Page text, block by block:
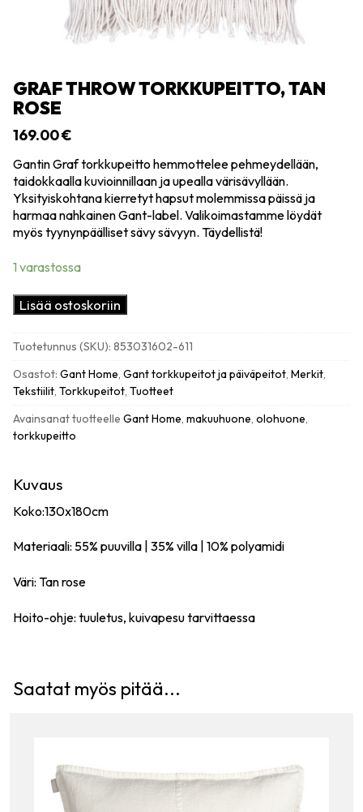
GRAF THROW TORKKUPEITTO, TAN
ROSE
169.00€
Gantin Graf torkkupeitto hemmottelee pehmeydellään,
taidokkaalla kuvioinnillaan ja upealla värisävyllään.
Yksityiskohtana kierretyt hapsut molemmissa päissä ja
harmaa nahkainen Gant-label. Valikoimastamme löydät
myös tyynynpäälliset sävy sävyyn. Täydellistä!
1 varastossa
Graf
throw
tan
rose
määrä
Lisää ostoskoriin
Tuotetunnus (SKU): 853031602-611
Osastot: Gant Home, Gant torkkupeitot ja päiväpeitot, Merkit,
Tekstiilit, Torkkupeitot, Tuotteet
Avainsanat tuotteelle Gant Home, makuuhuone, olohuone,
torkkupeitto
Kuvaus
Koko:130x180cm
Materiaali: 55% puuvilla | 35% villa | 10% polyamidi
Väri: Tan rose
Hoito-ohje: tuuletus, kuivapesu tarvittaessa
Saatat myös pitää...